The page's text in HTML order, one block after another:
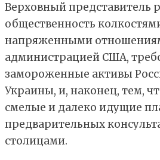
Верховный представитель
общественность
напряженными
администрацией США,
замороженные активы
Украины, и, наконец, тем,
смелые и далеко идущие
предварительных
столицами.